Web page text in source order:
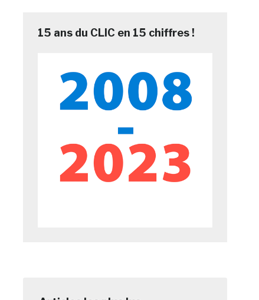
15 ans du CLIC en 15 chiffres !